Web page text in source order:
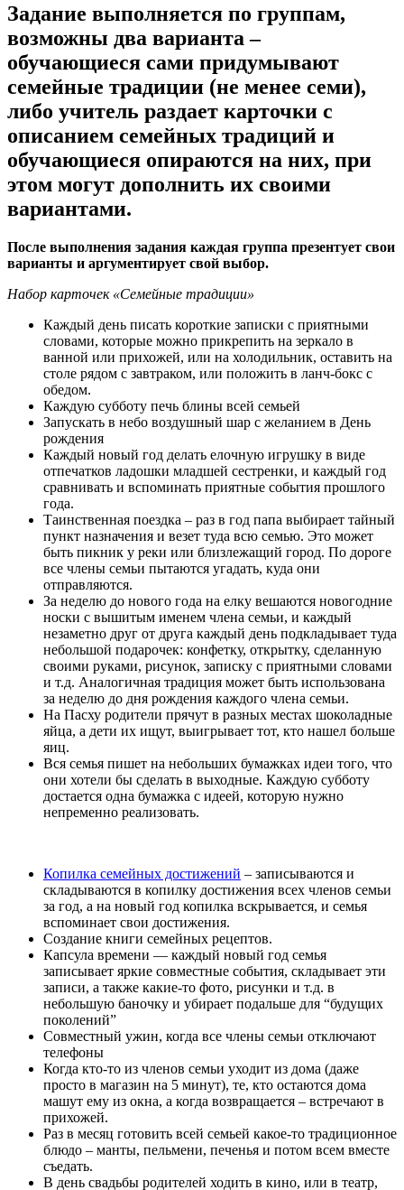
Задание выполняется по группам,
возможны два варианта –
обучающиеся сами придумывают
семейные традиции (не менее семи),
либо учитель раздает карточки с
описанием семейных традиций и
обучающиеся опираются на них, при
этом могут дополнить их своими
вариантами.
После выполнения задания каждая группа презентует свои
варианты и аргументирует свой выбор.
Набор карточек «Семейные традиции»
Каждый день писать короткие записки с приятными
словами, которые можно прикрепить на зеркало в
ванной или прихожей, или на холодильник, оставить на
столе рядом с завтраком, или положить в ланч-бокс с
обедом.
Каждую субботу печь блины всей семьей
Запускать в небо воздушный шар с желанием в День
рождения
Каждый новый год делать елочную игрушку в виде
отпечатков ладошки младшей сестренки, и каждый год
сравнивать и вспоминать приятные события прошлого
года.
Таинственная поездка – раз в год папа выбирает тайный
пункт назначения и везет туда всю семью. Это может
быть пикник у реки или близлежащий город. По дороге
все члены семьи пытаются угадать, куда они
отправляются.
За неделю до нового года на елку вешаются новогодние
носки с вышитым именем члена семьи, и каждый
незаметно друг от друга каждый день подкладывает туда
небольшой подарочек: конфетку, открытку, сделанную
своими руками, рисунок, записку с приятными словами
и т.д. Аналогичная традиция может быть использована
за неделю до дня рождения каждого члена семьи.
На Пасху родители прячут в разных местах шоколадные
яйца, а дети их ищут, выигрывает тот, кто нашел больше
яиц.
Вся семья пишет на небольших бумажках идеи того, что
они хотели бы сделать в выходные. Каждую субботу
достается одна бумажка с идеей, которую нужно
непременно реализовать.
Копилка семейных достижений – записываются и
складываются в копилку достижения всех членов семьи
за год, а на новый год копилка вскрывается, и семья
вспоминает свои достижения.
Создание книги семейных рецептов.
Капсула времени — каждый новый год семья
записывает яркие совместные события, складывает эти
записи, а также какие-то фото, рисунки и т.д. в
небольшую баночку и убирает подальше для “будущих
поколений”
Совместный ужин, когда все члены семьи отключают
телефоны
Когда кто-то из членов семьи уходит из дома (даже
просто в магазин на 5 минут), те, кто остаются дома
машут ему из окна, а когда возвращается – встречают в
прихожей.
Раз в месяц готовить всей семьей какое-то традиционное
блюдо – манты, пельмени, печенья и потом всем вместе
съедать.
В день свадьбы родителей ходить в кино, или в театр,